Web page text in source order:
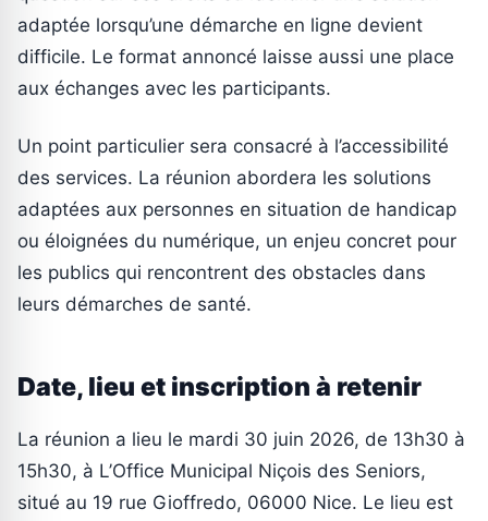
adaptée lorsqu’une démarche en ligne devient
difficile. Le format annoncé laisse aussi une place
aux échanges avec les participants.
Un point particulier sera consacré à l’accessibilité
des services. La réunion abordera les solutions
adaptées aux personnes en situation de handicap
ou éloignées du numérique, un enjeu concret pour
les publics qui rencontrent des obstacles dans
leurs démarches de santé.
Date, lieu et inscription à retenir
La réunion a lieu le mardi 30 juin 2026, de 13h30 à
15h30, à L’Office Municipal Niçois des Seniors,
situé au 19 rue Gioffredo, 06000 Nice. Le lieu est